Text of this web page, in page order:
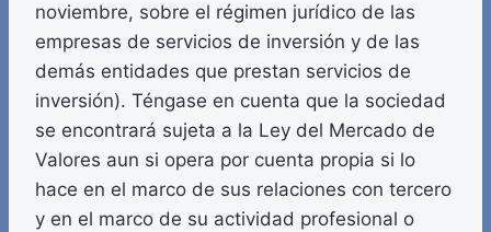
noviembre, sobre el régimen jurídico de las
empresas de servicios de inversión y de las
demás entidades que prestan servicios de
inversión). Téngase en cuenta que la sociedad
se encontrará sujeta a la Ley del Mercado de
Valores aun si opera por cuenta propia si lo
hace en el marco de sus relaciones con tercero
y en el marco de su actividad profesional o